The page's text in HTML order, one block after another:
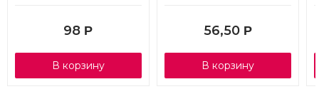
98 Р
В корзину
56,50 Р
В корзину